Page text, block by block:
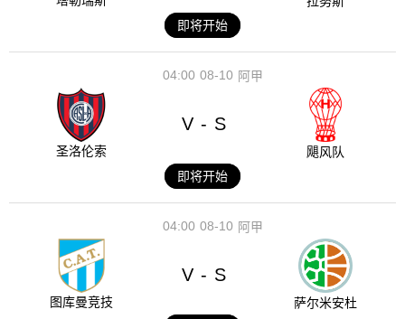
即将开始
08-10
04:00 阿甲
圣洛伦索
V - S
飓风队
即将开始
08-10
04:00 阿甲
图库曼竞技
V - S
萨尔米安杜